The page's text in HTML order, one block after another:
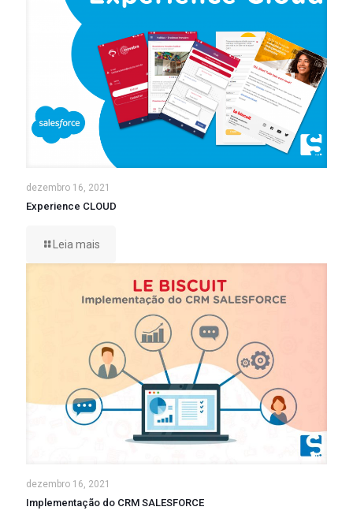
dezembro 16, 2021
Experience CLOUD
Leia mais
dezembro 16, 2021
Implementação do CRM SALESFORCE